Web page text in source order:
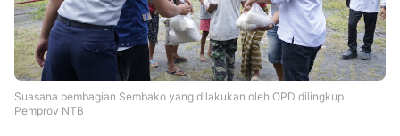
Suasana pembagian Sembako yang dilakukan oleh OPD dilingkup
Pemprov NTB